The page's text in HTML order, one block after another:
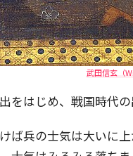
武田信玄（
をはじめ、戦国時代の
ば兵の士気は大いに